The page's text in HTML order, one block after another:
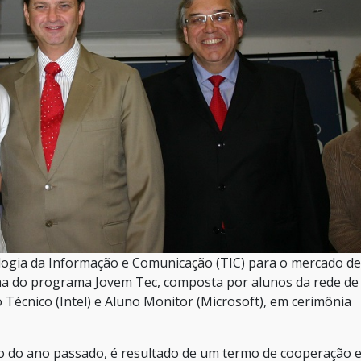
da Informação e Comunicação (TIC) para o mercado de
programa Jovem Tec, composta por alunos da rede
(Intel) e Aluno Monitor (Microsoft), em cerimônia
do ano passado, é resultado de um termo de cooperação